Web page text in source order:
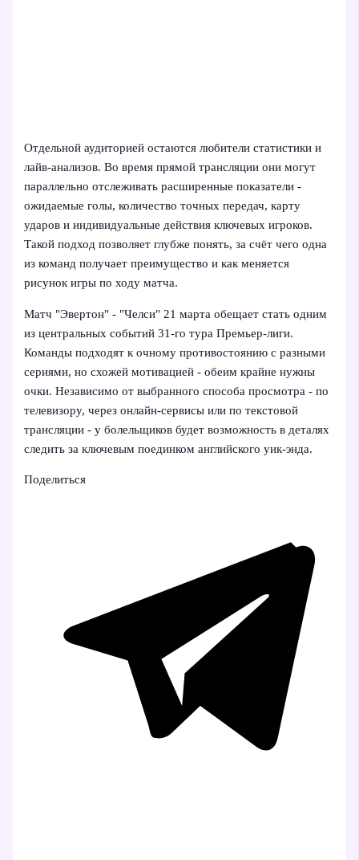
Отдельной аудиторией остаются любители статистики и
лайв-анализов. Во время прямой трансляции они могут
параллельно отслеживать расширенные показатели -
ожидаемые голы, количество точных передач, карту
ударов и индивидуальные действия ключевых игроков.
Такой подход позволяет глубже понять, за счёт чего одна
из команд получает преимущество и как меняется
рисунок игры по ходу матча.
Матч "Эвертон" - "Челси" 21 марта обещает стать одним
из центральных событий 31-го тура Премьер-лиги.
Команды подходят к очному противостоянию с разными
сериями, но схожей мотивацией - обеим крайне нужны
очки. Независимо от выбранного способа просмотра - по
телевизору, через онлайн-сервисы или по текстовой
трансляции - у болельщиков будет возможность в деталях
следить за ключевым поединком английского уик-энда.
Поделиться